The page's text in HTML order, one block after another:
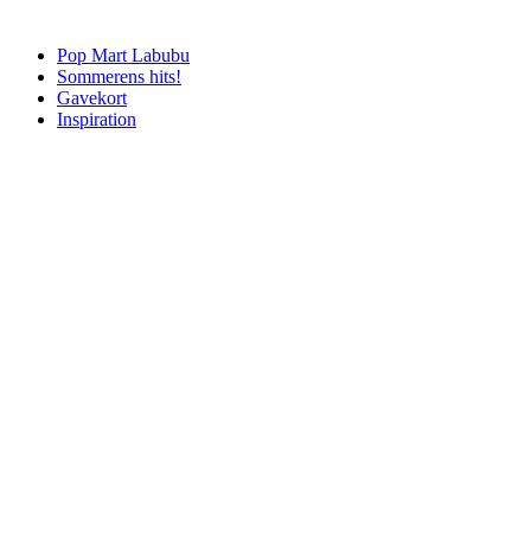
Pop Mart Labubu
Sommerens hits!
Gavekort
Inspiration